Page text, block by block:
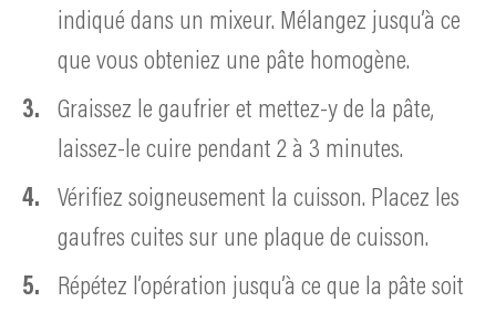
indiqué dans un mixeur. Mélangez jusqu’à ce
que vous obteniez une pâte homogène.
Graissez le gaufrier et mettez-y de la pâte,
laissez-le cuire pendant 2 à 3 minutes.
Vérifiez soigneusement la cuisson. Placez les
gaufres cuites sur une plaque de cuisson.
Répétez l’opération jusqu’à ce que la pâte soit